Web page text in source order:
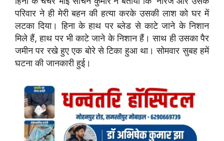
परिवार ने ही मेरी बहन की हत्या करके उसकी लाश को घर में
लटका दिया। हिना के हाथ पर ब्लेड से काटे जाने के निशान
मिले हैं, हाथ पर भी काटे जाने के निशान हैं। साथ ही उसका पैर
जमीन पर रखे हुए एक बोरे से टिका हुआ था। सोमवार सुबह हमें
घटना की जानकारी हुई।